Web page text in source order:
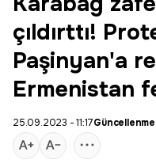
çıldırttı!
Paşinyan'a
Ermenistan
25.09.2023 - 11:17